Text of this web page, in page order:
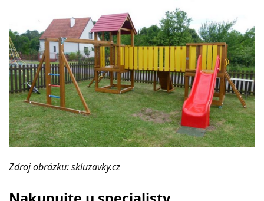
Zdroj obrázku: skluzavky.cz